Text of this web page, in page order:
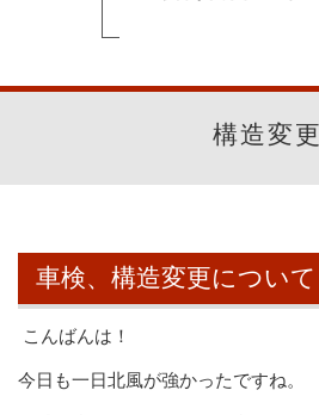
構造変更
車検、構造変更について
こんばんは！
今日も一日北風が強かったですね。